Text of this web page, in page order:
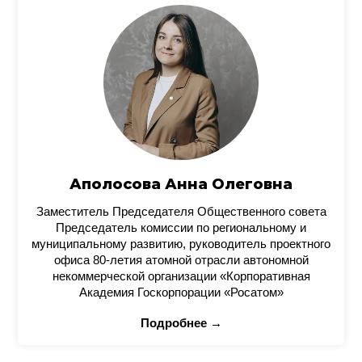
Аполосова Анна Олеговна
Заместитель Председателя Общественного совета
Председатель комиссии по региональному и
муниципальному развитию, руководитель проектного
офиса 80-летия атомной отрасли автономной
некоммерческой организации «Корпоративная
Академия Госкорпорации «Росатом»
Подробнее →